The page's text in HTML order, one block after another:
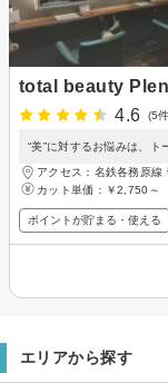
total beauty
4.6
(5
“美”に対するお悩みは、
アクセス：名鉄各務原線
カット単価： ￥2,750～
ポイントが貯まる・使える
エリアから探す